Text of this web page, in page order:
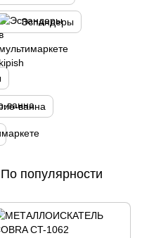
Эспандеры
ванна
По популярности